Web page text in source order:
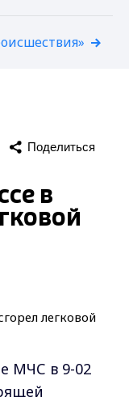
Поделиться
в
МЧС в 9-02